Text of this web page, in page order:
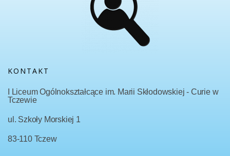
KONTAKT
I Liceum Ogólnokształcące im. Marii Skłodowskiej - Curie w
Tczewie
ul. Szkoły Morskiej 1
83-110 Tczew